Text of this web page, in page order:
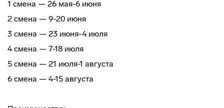
1 смена — 26 мая-6 июня
2 смена — 9-20 июня
3 смена — 23 июня-4 июля
4 смена — 7-18 июля
5 смена — 21 июля-1 августа
6 смена — 4-15 августа